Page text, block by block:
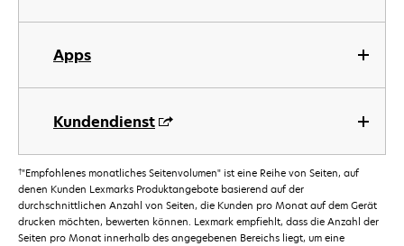
Apps
Kundendienst
†"Empfohlenes monatliches Seitenvolumen" ist eine Reihe von Seiten, auf
denen Kunden Lexmarks Produktangebote basierend auf der
durchschnittlichen Anzahl von Seiten, die Kunden pro Monat auf dem Gerät
drucken möchten, bewerten können. Lexmark empfiehlt, dass die Anzahl der
Seiten pro Monat innerhalb des angegebenen Bereichs liegt, um eine